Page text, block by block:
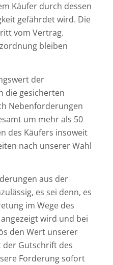
Käufer durch dessen
gefährdet wird. Die
vom Vertrag.
bleiben
der
die gesicherten
Nebenforderungen
um mehr als 50
des Käufers insoweit
nach unserer Wahl
aus der
es sei denn, es
im Wege des
wird und bei
den Wert unserer
Gutschrift des
Forderung sofort